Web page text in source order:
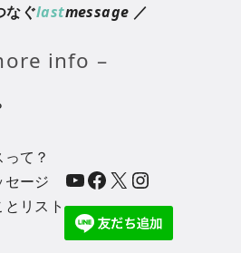
なぐlastmessage ／
info –
て？
ージ
とリスト
YouTube Facebook X Instagram